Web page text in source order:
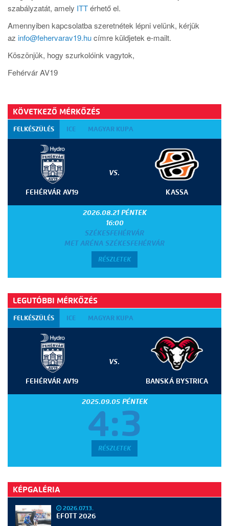
szabályzatát, amely ITTérhető el.
Amennyiben kapcsolatba szeretnétek lépni velünk, kérjük
az info@fehervarav19.hucímre küldjetek e-mailt.
Köszönjük, hogy szurkolóink vagytok,
Fehérvár AV19
KÖVETKEZŐ MÉRKŐZÉS
FELKÉSZÜLÉS ICE MAGYAR KUPA
FEHÉRVÁR AV19
VS.
KASSA
2026.08.21 PÉNTEK
16:00
SZÉKESFEHÉRVÁR
MET ARÉNA SZÉKESFEHÉRVÁR
RÉSZLETEK
LEGUTÓBBI MÉRKŐZÉS
FELKÉSZÜLÉS ICE MAGYAR KUPA
FEHÉRVÁR AV19
VS.
BANSKÁ BYSTRICA
2025.09.05 PÉNTEK
4:3
RÉSZLETEK
KÉPGALÉRIA
2026.07.13.
EFOTT 2026